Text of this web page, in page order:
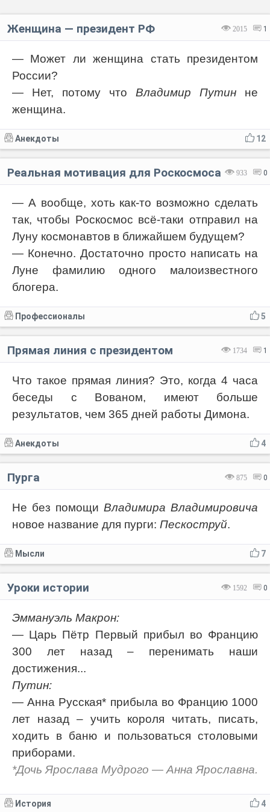
2015 1
Женщина — президент РФ
— Может ли женщина стать президентом
России?
— Нет, потому что Владимир Путин не
женщина.
12
Анекдоты
933 0
Реальная мотивация для Роскосмоса
— А вообще, хоть как-то возможно сделать
так, чтобы Роскосмос всё-таки отправил на
Луну космонавтов в ближайшем будущем?
— Конечно. Достаточно просто написать на
Луне фамилию одного малоизвестного
блогера.
5
Профессионалы
1734 1
Прямая линия с президентом
Что такое прямая линия? Это, когда 4 часа
беседы с Вованом, имеют больше
результатов, чем 365 дней работы Димона.
4
Анекдоты
875 0
Пурга
Не без помощи Владимира Владимировича
новое название для пурги: Пескоструй.
7
Мысли
1592 0
Уроки истории
Эммануэль Макрон:
— Царь Пётр Первый прибыл во Францию
300 лет назад – перенимать наши
достижения...
Путин:
— Анна Русская* прибыла во Францию 1000
лет назад – учить короля читать, писать,
ходить в баню и пользоваться столовыми
приборами.
*Дочь Ярослава Мудрого — Анна Ярославна.
4
История